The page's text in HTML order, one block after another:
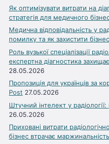
Як оптимізувати витрати на
стратегія для медичного
Медична відповідальність у
помилку та як захистити
Роль вузької спеціалізації
експертна діагностика
28.05.2026
Пропозиція для українців за
Post 27.05.2026
Штучний інтелект у
26.05.2026
Приховані витрати
бізнес втрачає маржинальність